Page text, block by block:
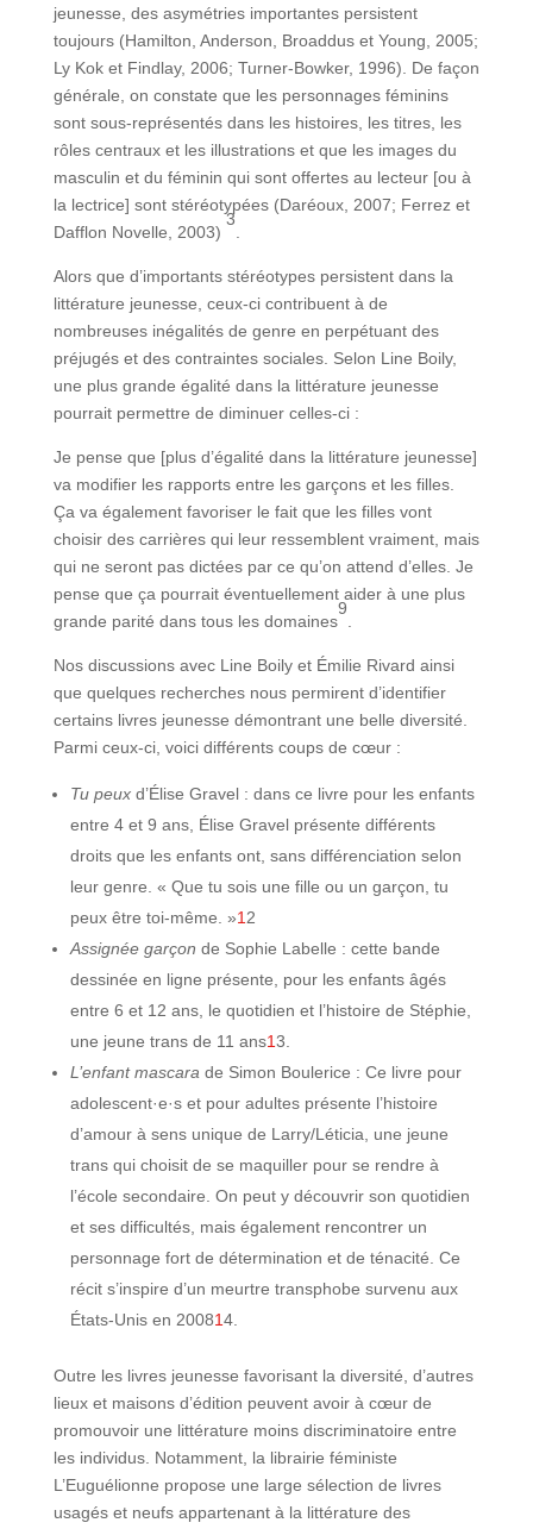
jeunesse, des asymétries importantes persistent
toujours (Hamilton, Anderson, Broaddus et Young, 2005;
Ly Kok et Findlay, 2006; Turner-Bowker, 1996). De façon
générale, on constate que les personnages féminins
sont sous-représentés dans les histoires, les titres, les
rôles centraux et les illustrations et que les images du
masculin et du féminin qui sont offertes au lecteur [ou à
la lectrice] sont stéréotypées (Daréoux, 2007; Ferrez et
Dafflon Novelle, 2003)
3
Alors que d’importants stéréotypes persistent dans la
littérature jeunesse, ceux-ci contribuent à de
nombreuses inégalités de genre en perpétuant des
préjugés et des contraintes sociales. Selon Line Boily,
une plus grande égalité dans la littérature jeunesse
pourrait permettre de diminuer celles-ci :
Je pense que [plus d’égalité dans la littérature jeunesse]
va modifier les rapports entre les garçons et les filles.
Ça va également favoriser le fait que les filles vont
choisir des carrières qui leur ressemblent vraiment, mais
qui ne seront pas dictées par ce qu’on attend d’elles. Je
pense que ça pourrait éventuellement aider à une plus
grande parité dans tous les domaines
9
Nos discussions avec Line Boily et Émilie Rivard ainsi
que quelques recherches nous permirent d’identifier
certains livres jeunesse démontrant une belle diversité.
Parmi ceux-ci, voici différents coups de cœur :
Tu peuxd’Élise Gravel : dans ce livre pour les enfants
entre 4 et 9 ans, Élise Gravel présente différents
droits que les enfants ont, sans différenciation selon
leur genre. « Que tu sois une fille ou un garçon, tu
peux être toi-même. »1 2
Assignée garçon de Sophie Labelle : cette bande
dessinée en ligne présente, pour les enfants âgés
entre 6 et 12 ans, le quotidien et l’histoire de Stéphie,
une jeune trans de 11 ans13.
L’enfant mascara de Simon Boulerice : Ce livre pour
adolescent·e·s et pour adultes présente l’histoire
d’amour à sens unique de Larry/Léticia, une jeune
trans qui choisit de se maquiller pour se rendre à
l’école secondaire. On peut y découvrir son quotidien
et ses difficultés, mais également rencontrer un
personnage fort de détermination et de ténacité. Ce
récit s’inspire d’un meurtre transphobe survenu aux
États-Unis en 200814.
Outre les livres jeunesse favorisant la diversité, d’autres
lieux et maisons d’édition peuvent avoir à cœur de
promouvoir une littérature moins discriminatoire entre
les individus. Notamment, la librairie féministe
L’Euguélionne propose une large sélection de livres
usagés et neufs appartenant à la littérature des